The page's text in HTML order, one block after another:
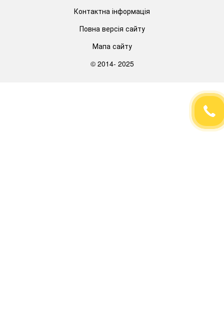
Контактна інформація
Повна версія сайту
Мапа сайту
© 2014- 2025